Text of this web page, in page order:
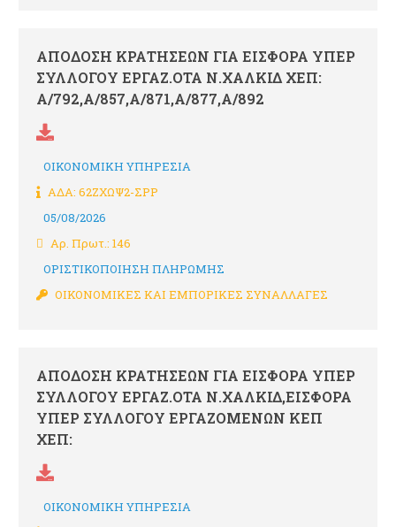
ΑΠΟΔΟΣΗ ΚΡΑΤΗΣΕΩΝ ΓΙΑ ΕΙΣΦΟΡΑ ΥΠΕΡ
ΣΥΛΛΟΓΟΥ ΕΡΓΑΖ.ΟΤΑ Ν.ΧΑΛΚΙΔ ΧΕΠ:
Α/792,Α/857,Α/871,Α/877,Α/892
ΟΙΚΟΝΟΜΙΚΗ ΥΠΗΡΕΣΙΑ
ΑΔΑ: 62ΖΧΩΨ2-ΣΡΡ
05/08/2026
Αρ. Πρωτ.: 146
ΟΡΙΣΤΙΚΟΠΟΙΗΣΗ ΠΛΗΡΩΜΗΣ
ΟΙΚΟΝΟΜΙΚΕΣ ΚΑΙ ΕΜΠΟΡΙΚΕΣ ΣΥΝΑΛΛΑΓΕΣ
ΑΠΟΔΟΣΗ ΚΡΑΤΗΣΕΩΝ ΓΙΑ ΕΙΣΦΟΡΑ ΥΠΕΡ
ΣΥΛΛΟΓΟΥ ΕΡΓΑΖ.ΟΤΑ Ν.ΧΑΛΚΙΔ,ΕΙΣΦΟΡΑ
ΥΠΕΡ ΣΥΛΛΟΓΟΥ ΕΡΓΑΖΟΜΕΝΩΝ ΚΕΠ
ΧΕΠ:
ΟΙΚΟΝΟΜΙΚΗ ΥΠΗΡΕΣΙΑ